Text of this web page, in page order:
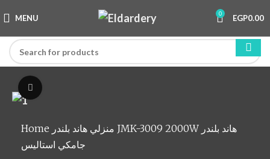
MENU 0 EGP0.00
Home منزلي JMK-3009 2000W هاند بلندر
جامكي استاليس